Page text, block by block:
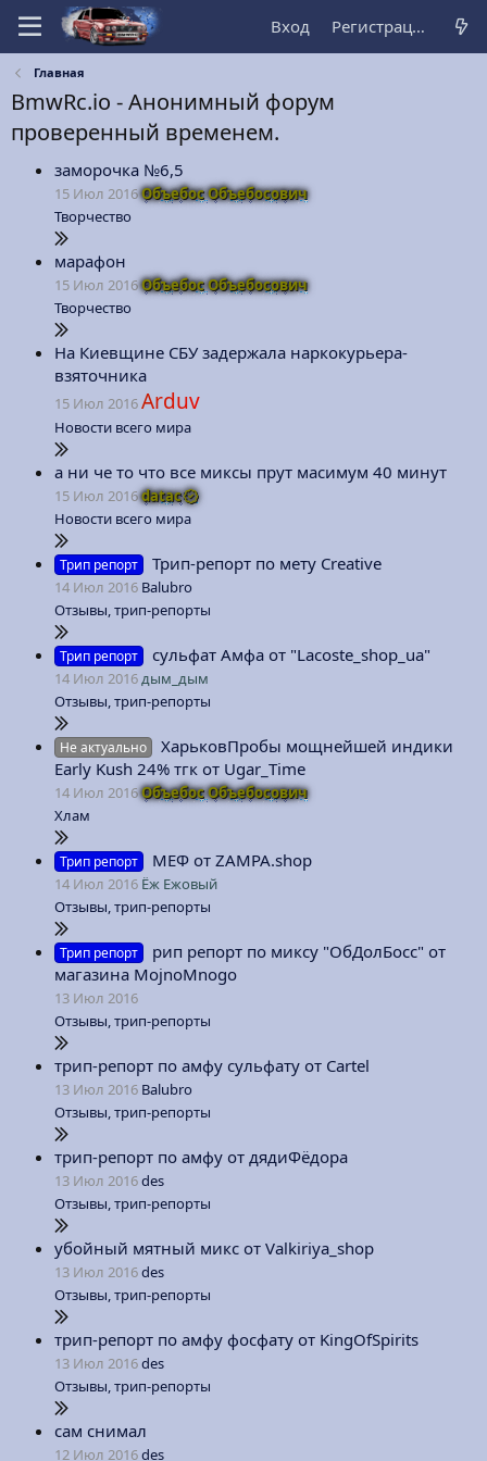
Вход Регистрация
Главная
BmwRс.io - Анонимный форум
проверенный временем.
заморочка №6,5
15 Июл 2016Объебос Объебосович
Творчество
марафон
15 Июл 2016Объебос Объебосович
Творчество
На Киевщине СБУ задержала наркокурьера-
взяточника
15 Июл 2016Arduv
Новости всего мира
а ни че то что все миксы прут масимум 40 минут
15 Июл 2016datac
Новости всего мира
Трип репорт Трип-репорт по мету Creative
14 Июл 2016 Balubro
Отзывы, трип-репорты
Трип репорт сульфат Амфа от "Lacoste_shop_ua"
14 Июл 2016дым_дым
Отзывы, трип-репорты
Не актуально
ХарьковПробы мощнейшей индики
Early Kush 24% тгк от Ugar_Time
14 Июл 2016Объебос Объебосович
Хлам
Трип репорт МЕФ от ZAMPA.shop
14 Июл 2016 Ёж Ежовый
Отзывы, трип-репорты
Трип репорт
рип репорт по миксу "ОбДолБосс" от
магазина MojnoMnogo
13 Июл 2016
Отзывы, трип-репорты
трип-репорт по амфу сульфату от Cartel
13 Июл 2016 Balubro
Отзывы, трип-репорты
трип-репорт по амфу от дядиФёдора
13 Июл 2016des
Отзывы, трип-репорты
убойный мятный микс от Valkiriya_shop
13 Июл 2016des
Отзывы, трип-репорты
трип-репорт по амфу фосфату от KingOfSpirits
13 Июл 2016des
Отзывы, трип-репорты
сам снимал
12 Июл 2016des